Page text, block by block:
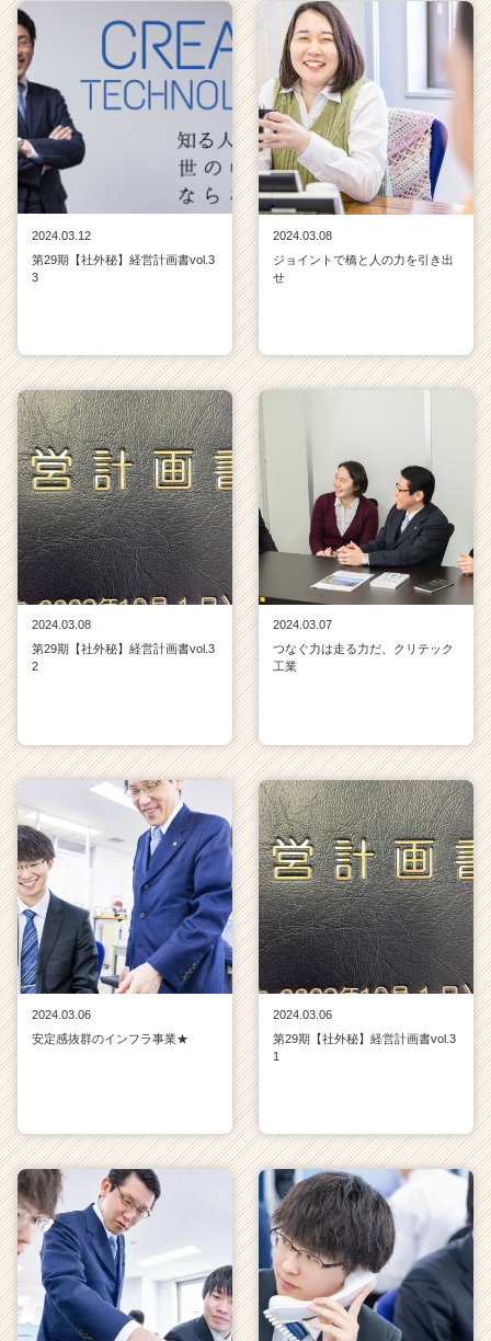
2024.03.12
第29期【社外秘】経営計画書vol.3
3
2024.03.08
ジョイントで橋と人の力を引き出
せ
2024.03.08
第29期【社外秘】経営計画書vol.3
2
2024.03.07
つなぐ力は走る力だ、クリテック
工業
2024.03.06
安定感抜群のインフラ事業★
2024.03.06
第29期【社外秘】経営計画書vol.3
1